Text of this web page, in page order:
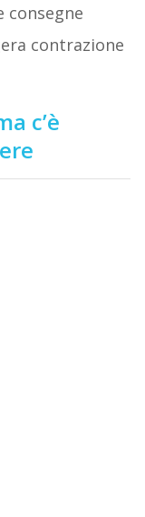
consegne
contrazione
c’è